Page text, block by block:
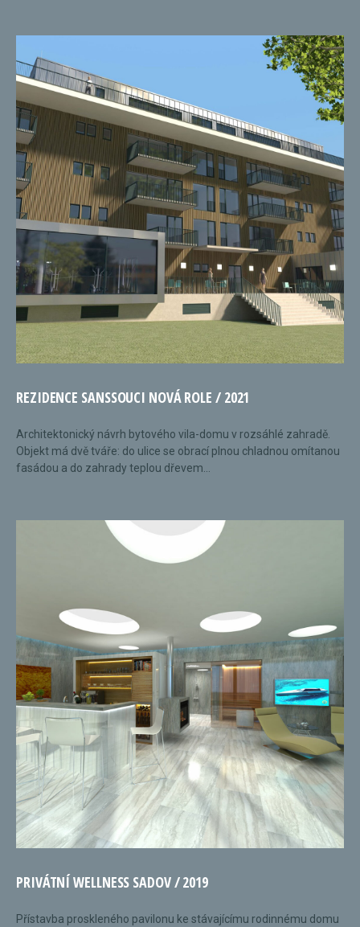
REZIDENCE SANSSOUCI NOVÁ ROLE / 2021
Architektonický návrh bytového vila-domu v rozsáhlé zahradě.
Objekt má dvě tváře: do ulice se obrací plnou chladnou omítanou
fasádou a do zahrady teplou dřevem...
PRIVÁTNÍ WELLNESS SADOV / 2019
Přístavba proskleného pavilonu ke stávajícímu rodinnému domu